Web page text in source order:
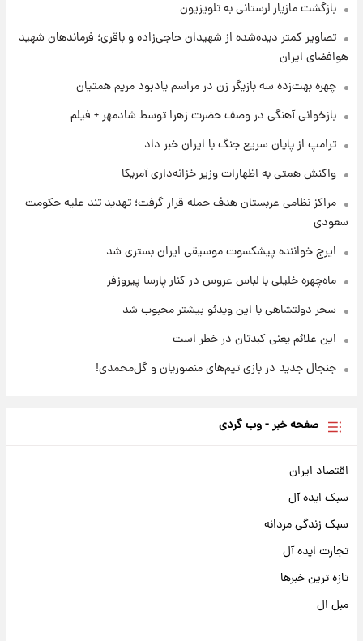
۱ روز پیش
قیمت طلا و سکه امروز جمعه ۱۶ مرداد ۱۴۰۵
+جدول
۱ روز پیش
پشت پرده عکس جدید ترامپ؛ مقام آمریکایی
درباره وضعیت او چه گفت؟
یک پیش‌بینی مهم از آینده بازار طلا
بازگشت مازیار لرستانی به تلویزیون
تصاویر کمتر دیده‌شده از شهیدان حاجی‌زاده و باقری؛ فرماندهان شهید
هوافضای ایران
چهره بهت‌زده سه بازیگر زن در مراسم یادبود مریم همتیان
بازخوانی آهنگی در وصف حضرت زهرا توسط شادمهر + فیلم
ترامپ از پایان سریع جنگ با ایران خبر داد
واکنش همتی به اظهارات وزیر خزانه‌داری آمریکا
مراکز نظامی عربستان هدف حمله قرار گرفت؛ تهدید تند علیه حکومت
سعودی
ایرج خواننده پیشکسوت موسیقی ایران بستری شد
ماه‌چهره خلیلی با لباس عروس در کنار پارسا پیروزفر
سحر دولتشاهی با این ویدئو بیشتر محبوب شد
این علائم یعنی کبدتان در خطر است
جنجال جدید در بازی تیم‌های منصوریان و گل‌محمدی!
صفحه خبر - وب گردی
اقتصاد ایران
سبک ایده آل
سبک زندگی مردانه
تجارت ایده آل
تازه ترین خبرها
مبل ال